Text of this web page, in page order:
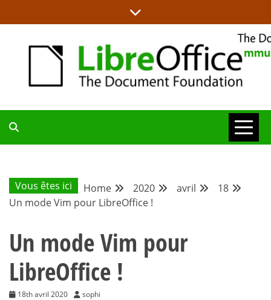
to
BLOG DE LA
COMMUNAUTÉ
FRANCOPHONE
Vous êtes ici Home 2020 avril
18
Un mode Vim pour LibreOffice !
Un mode Vim pour
LibreOffice !
18th avril 2020 sophi